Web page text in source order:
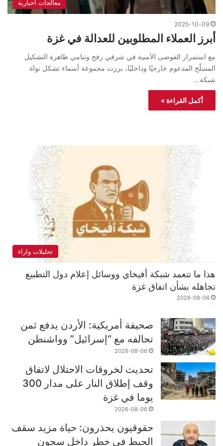
معالجات اخبارية
2025-10-09
أبرز العملاء المطلوبين للعدالة في غزة
مع استمرار الفوضى الأمنية في شرقي رفح وتنامي ظاهرة التشكيل
المسلّح المدعوم خارجيًا وداخليًا، برزت مجموعة أسماء تشكل نواة
شبكة…
أكمل القراءة »
تحليلات واراء
هذا ما تتعمد شبكة أفيخاي ووسائل إعلام دول التطبيع
تجاهله بشأن اتفاق غزة
2026-08-06
صحيفة أمريكية: الأردن يدفع ثمن
تحالفه مع “إسرائيل” وواشنطن
2026-08-06
تحديث لخروقات الاحتلال لاتفاق
وقف إطلاق النار على مدار 300
يوما في غزة
2026-08-06
حقوقيون يحذرون: حياة مزيد سقف
الحيط في خطر داخل سجون